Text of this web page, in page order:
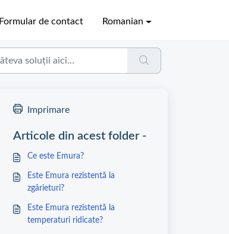
Formular de contact Romanian
Imprimare
Articole din acest folder -
Ce este Emura?
Este Emura rezistentă la
zgârieturi?
Este Emura rezistentă la
temperaturi ridicate?